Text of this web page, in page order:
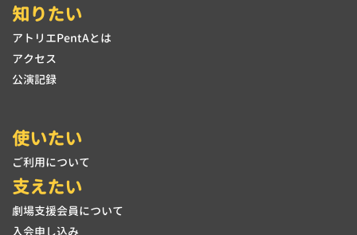
知りたい
アトリエPentAとは
アクセス
公演記録
使いたい
ご利用について
支えたい
劇場支援会員について
入会申し込み